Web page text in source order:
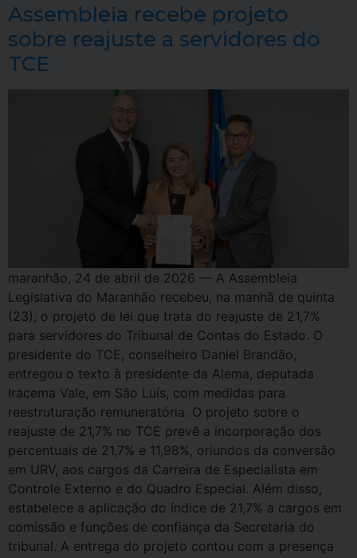
Assembleia recebe projeto
sobre reajuste a servidores do
TCE
maranhão, 24 de abril de 2026 — A Assembleia
Legislativa do Maranhão recebeu, na manhã de quinta
(23), o projeto de lei que trata do reajuste de 21,7%
para servidores do Tribunal de Contas do Estado. O
presidente do TCE, conselheiro Daniel Brandão,
entregou o texto à presidente da Alema, deputada
Iracema Vale, em São Luís, com medidas para
reestruturação remuneratória. O projeto sobre o
reajuste de 21,7% no TCE prevê a incorporação dos
percentuais de 21,7% e 11,98%, oriundos da conversão
em URV, aos cargos da Carreira de Especialista em
Controle Externo e do Quadro Especial. Além disso,
estabelece a aplicação do índice de 21,7% a cargos em
comissão e funções de confiança da Secretaria do
tribunal. A entrega do projeto contou com a presença